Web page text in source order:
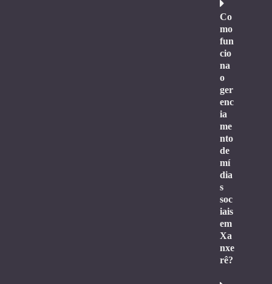
Co
mo
fun
cio
na
o
ger
enc
ia
me
nto
de
mí
dia
s
soc
iais
em
Xa
nxe
rê?